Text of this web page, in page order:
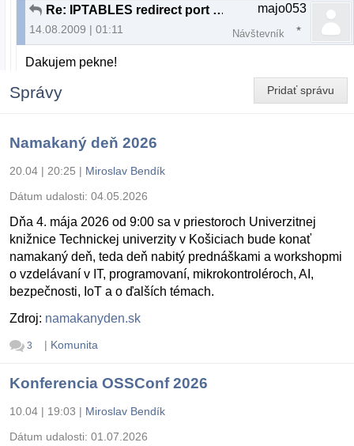
Re: IPTABLES redirect port ako?
14.08.2009 | 01:11
majo053
Návštevník
Dakujem pekne!
Pridať správu
Správy
Namakaný deň 2026
20.04 | 20:25 | Miroslav Bendík
Dátum udalosti: 04.05.2026
Dňa 4. mája 2026 od 9:00 sa v priestoroch Univerzitnej
knižnice Technickej univerzity v Košiciach bude konať
namakaný deň, teda deň nabitý prednáškami a workshopmi
o vzdelávaní v IT, programovaní, mikrokontroléroch, AI,
bezpečnosti, IoT a o ďalších témach.
Zdroj: namakanyden.sk
3 | Komunita
Konferencia OSSConf 2026
10.04 | 19:03 | Miroslav Bendík
Dátum udalosti: 01.07.2026